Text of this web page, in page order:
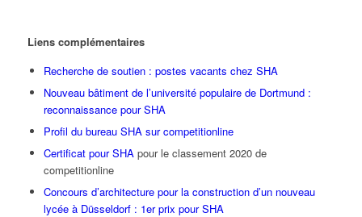
Liens complémentaires
Recherche de soutien : postes vacants chez SHA
Nouveau bâtiment de l’université populaire de Dortmund :
reconnaissance pour SHA
Profil du bureau SHA sur competitionline
Certificat pour SHA pour le classement 2020 de
competitionline
Concours d’architecture pour la construction d’un nouveau
lycée à Düsseldorf : 1er prix pour SHA